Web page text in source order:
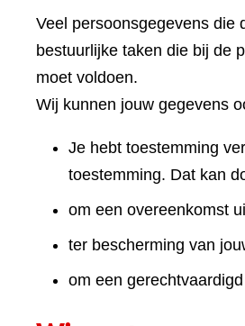
Veel persoonsgegevens die
bestuurlijke taken die bij de
moet voldoen.
Wij kunnen jouw gegevens
Je hebt toestemming
toestemming. Dat kan
om een overeenkomst
ter bescherming van
om een